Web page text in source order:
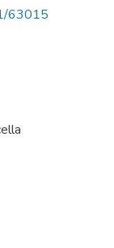
63015